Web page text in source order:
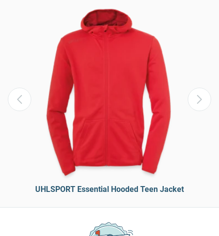
UHLSPORT Essential Hooded Teen Jacket